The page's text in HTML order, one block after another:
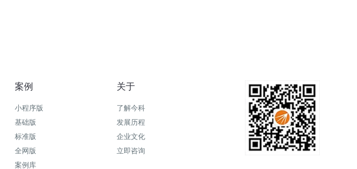
案例
小程序版
基础版
标准版
全网版
案例库
关于
了解今科
发展历程
企业文化
立即咨询